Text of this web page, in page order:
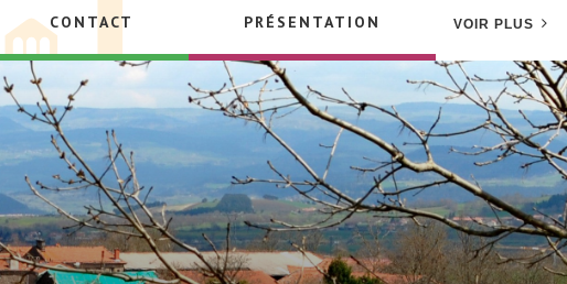
CONTACT PRÉSENTATION VOIR PLUS